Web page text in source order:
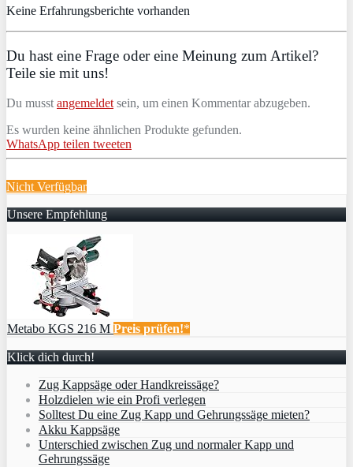
Keine Erfahrungsberichte vorhanden
Du hast eine Frage oder eine Meinung zum Artikel?
Teile sie mit uns!
Du musst angemeldet sein, um einen Kommentar abzugeben.
Es wurden keine ähnlichen Produkte gefunden.
WhatsApp teilen tweeten
Nicht Verfügbar
Unsere Empfehlung
Metabo KGS 216 M Preis prüfen!*
Klick dich durch!
Zug Kappsäge oder Handkreissäge?
Holzdielen wie ein Profi verlegen
Solltest Du eine Zug Kapp und Gehrungssäge mieten?
Akku Kappsäge
Unterschied zwischen Zug und normaler Kapp und
Gehrungssäge